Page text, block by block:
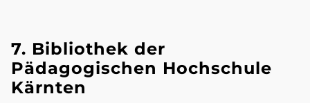
7. Bibliothek der
Pädagogischen Hochschule
Kärnten